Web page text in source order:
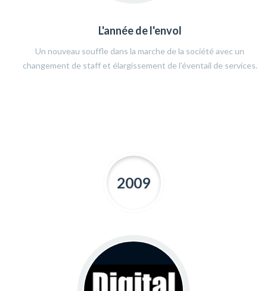
L'année de l'envol
Un nouveau souffle dans la marche de la société avec un
changement de staff et élargissement de l’éventail de services.
2009